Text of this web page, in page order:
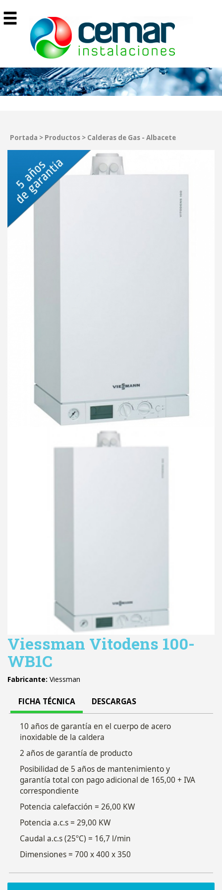
Portada > Productos > Calderas de Gas - Albacete
Viessman Vitodens 100-
WB1C
Fabricante: Viessman
FICHA TÉCNICA DESCARGAS
10 años de garantía en el cuerpo de acero
inoxidable de la caldera
2 años de garantía de producto
Posibilidad de 5 años de mantenimiento y
garantía total con pago adicional de 165,00 + IVA
correspondiente
Potencia calefacción = 26,00 KW
Potencia a.c.s = 29,00 KW
Caudal a.c.s (25ºC) = 16,7 l/min
Dimensiones = 700 x 400 x 350